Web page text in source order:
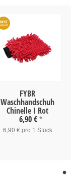
FYBR
Waschhandschuh
Chinelle I Rot
6,90 € *
6,90 € pro 1 Stück